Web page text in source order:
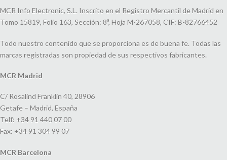
MCR Info Electronic, S.L. Inscrito en el Registro Mercantil de Madrid en
Tomo 15819, Folio 163, Sección: 8ª, Hoja M-267058, CIF: B-82766452
Todo nuestro contenido que se proporciona es de buena fe. Todas las
marcas registradas son propiedad de sus respectivos fabricantes.
MCR Madrid
C/ Rosalind Franklin 40, 28906
Getafe – Madrid, España
Telf: +34 91 440 07 00
Fax: +34 91 304 99 07
MCR Barcelona